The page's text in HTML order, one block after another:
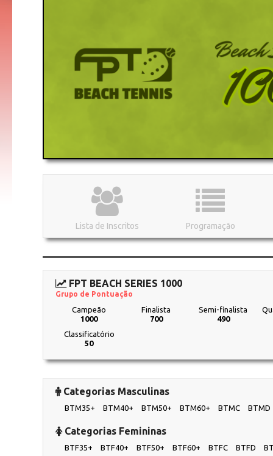
Lista de Inscritos Programação
FPT BEACH SERIES 1000
Grupo de Pontuação
Campeão
1000
Finalista
700
Semi-finalista
490
Classificatório
50
Categorias Masculinas
BTM35+ BTM40+ BTM50+ BTM60+ BTMC BTMD
Categorias Femininas
BTF35+ BTF40+ BTF50+ BTF60+ BTFC BTFD